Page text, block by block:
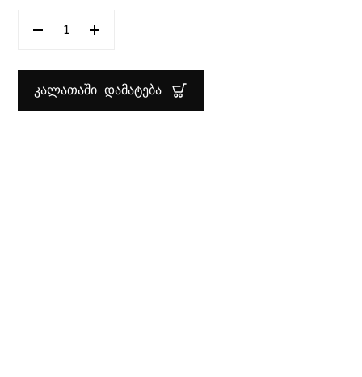
ᲠᲐᲝᲓᲔᲜᲝᲑᲐ:
ᲮᲘᲡ
ᲡᲛ
ᲙᲐᲚᲐᲗᲐᲨᲘ ᲓᲐᲛᲐᲢᲔᲑᲐ